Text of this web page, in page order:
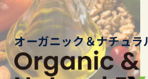
オーガニック＆ナチュラ